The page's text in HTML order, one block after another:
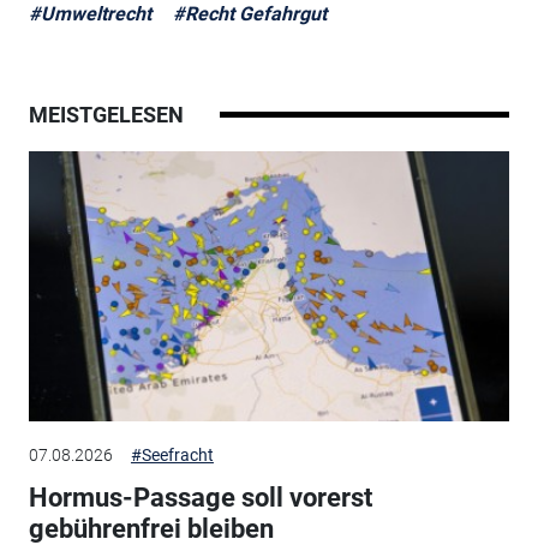
#Umweltrecht #Recht Gefahrgut
MEISTGELESEN
07.08.2026 #Seefracht
Hormus-Passage soll vorerst
gebührenfrei bleiben